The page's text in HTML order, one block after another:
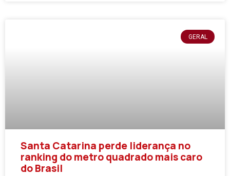
GERAL
Santa Catarina perde liderança no
ranking do metro quadrado mais caro
do Brasil